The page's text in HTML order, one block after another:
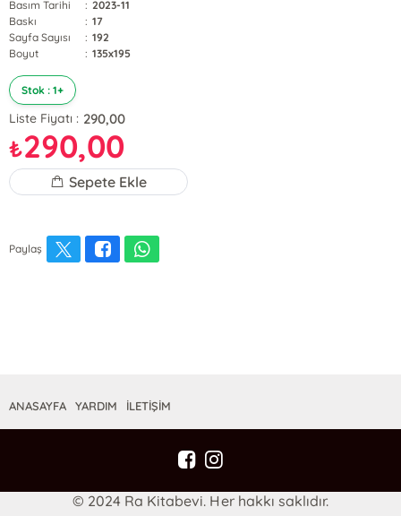
Basım Tarihi
: 2023-11
Baskı
: 17
Sayfa Sayısı
: 192
Boyut
: 135x195
Stok : 1+
Liste Fiyatı : 290,00
₺290,00
Sepete Ekle
Paylaş
ANASAYFA YARDIM İLETİŞİM
© 2024 Ra Kitabevi. Her hakkı saklıdır.